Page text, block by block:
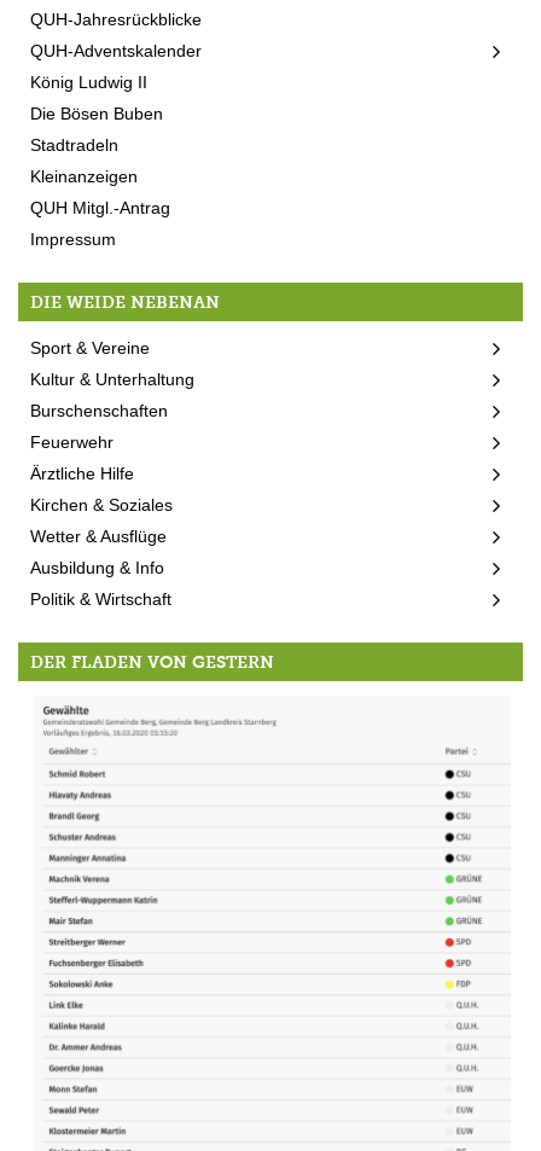
QUH-Jahresrückblicke
QUH-Adventskalender
König Ludwig II
Die Bösen Buben
Stadtradeln
Kleinanzeigen
QUH Mitgl.-Antrag
Impressum
DIE WEIDE NEBENAN
Sport & Vereine
Kultur & Unterhaltung
Burschenschaften
Feuerwehr
Ärztliche Hilfe
Kirchen & Soziales
Wetter & Ausflüge
Ausbildung & Info
Politik & Wirtschaft
DER FLADEN VON GESTERN